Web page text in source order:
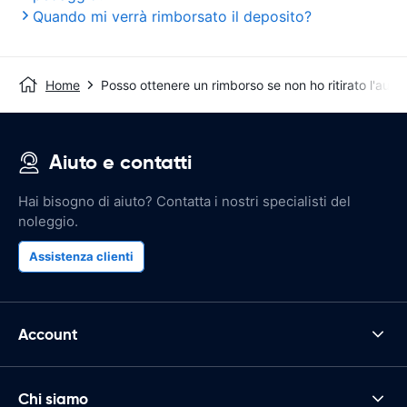
Quando mi verrà rimborsato il deposito?
Home Posso ottenere un rimborso se non ho ritirato l'auto?
Aiuto e contatti
Hai bisogno di aiuto? Contatta i nostri specialisti del
noleggio.
Assistenza clienti
Account
Chi siamo